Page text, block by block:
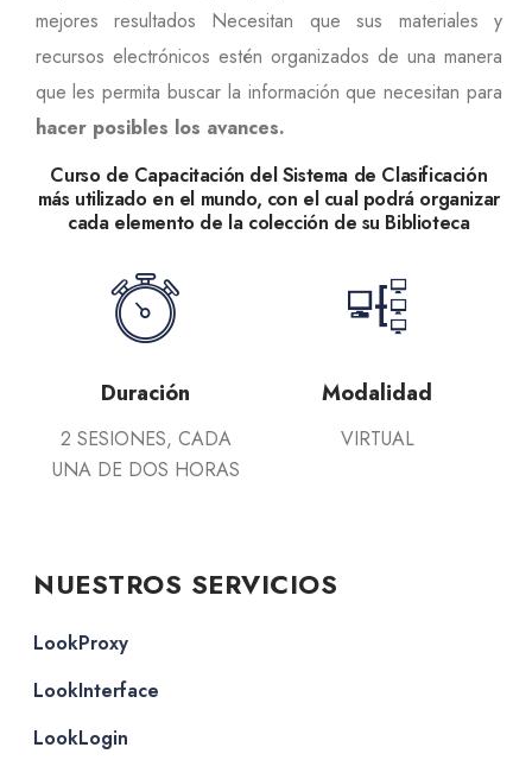
mejores resultados Necesitan que sus materiales y
recursos electrónicos estén organizados de una manera
que les permita buscar la información que necesitan para
hacer posibles los avances.
Curso de Capacitación del Sistema de Clasificación
más utilizado en el mundo, con el cual podrá organizar
cada elemento de la colección de su Biblioteca
Duración
2 SESIONES, CADA
UNA DE DOS HORAS
Modalidad
VIRTUAL
NUESTROS SERVICIOS
LookProxy
LookInterface
LookLogin